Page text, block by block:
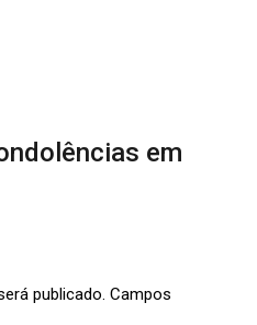
em
publicado. Campos